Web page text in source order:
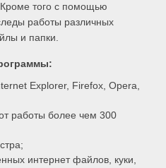
того с помощью
работы различных
и папки.
Explorer, Firefox, Opera,
работы более чем 300
интернет файлов, куки,